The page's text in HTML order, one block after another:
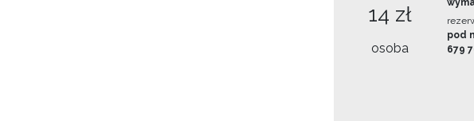
14 zł
osoba
pod
679